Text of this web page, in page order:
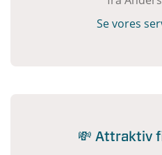
Se vores
💸 Attraktiv